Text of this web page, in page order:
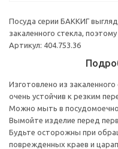
Посуда серии БАККИГ
закаленного стекла,
Артикул: 404.753.36
Изготовлено из
очень устойчив к резким
Можно мыть в
Вымойте изделие перед
Будьте осторожны при
поврежденных краев и